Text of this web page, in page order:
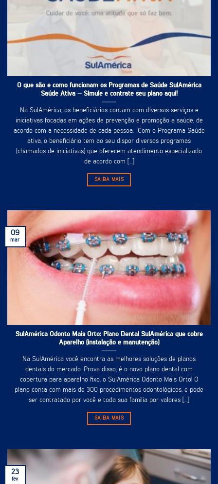
O que são e como funcionam os Programas de Saúde SulAmérica
Saúde Ativa – Simule e contrate seu plano aqui!
Na SulAmérica, os beneficiários contam com diversas serviços e
iniciativas focadas em ações de prevenção e promoção a saúde, de
acordo com a necessidade de cada pessoa. Com o Programa Saúde
ativa, o beneficiário tem ao seu dispor diversos programas
(chamados de iniciativas) que oferecem atendimento especializado
de acordo com [...]
SAIBA MAIS
SulAmérica Odonto Mais Orto: Plano Dental SulAmérica que cobre
Aparelho (instalação e manutenção)
Na SulAmérica você encontra as melhores soluções de planos
dentais do mercado. Prova disso, é o novo plano dental com
cobertura para aparelho fixo, o SulAmérica Odonto Mais Orto! O
plano conta com mais de 300 procedimentos odontológicos, e pode
ser contratado por você e toda sua família por valores [...]
SAIBA MAIS
09
mar
23
fev